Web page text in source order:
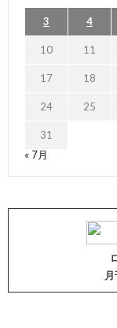
3 4
10 11
17 18
24 25
31
« 7月